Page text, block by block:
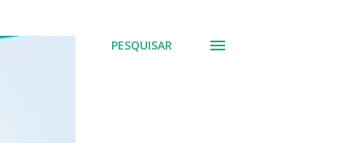
PESQUISAR